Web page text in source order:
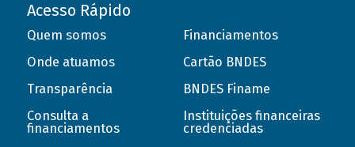
Acesso Rápido
Quem somos
Onde atuamos
Transparência
Consulta a
financiamentos
Financiamentos
Cartão BNDES
BNDES Finame
Instituições financeiras
credenciadas